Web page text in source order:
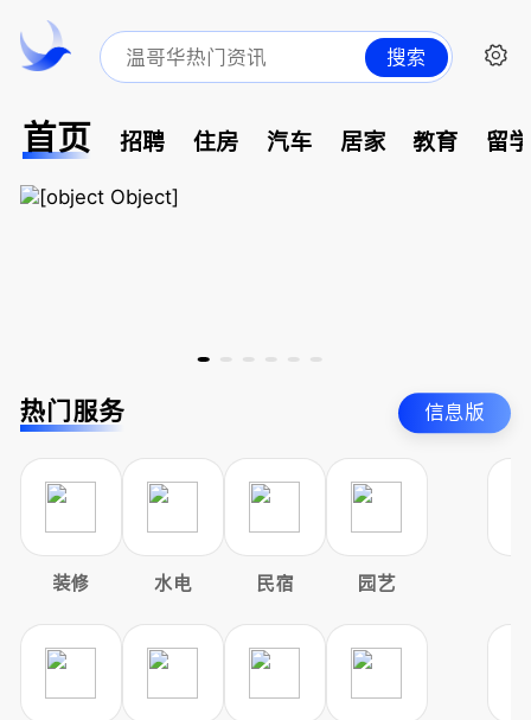
搜索
首页 招聘 住房 汽车 居家 教育 留
热门服务 信息版
装修 水电 民宿 园艺